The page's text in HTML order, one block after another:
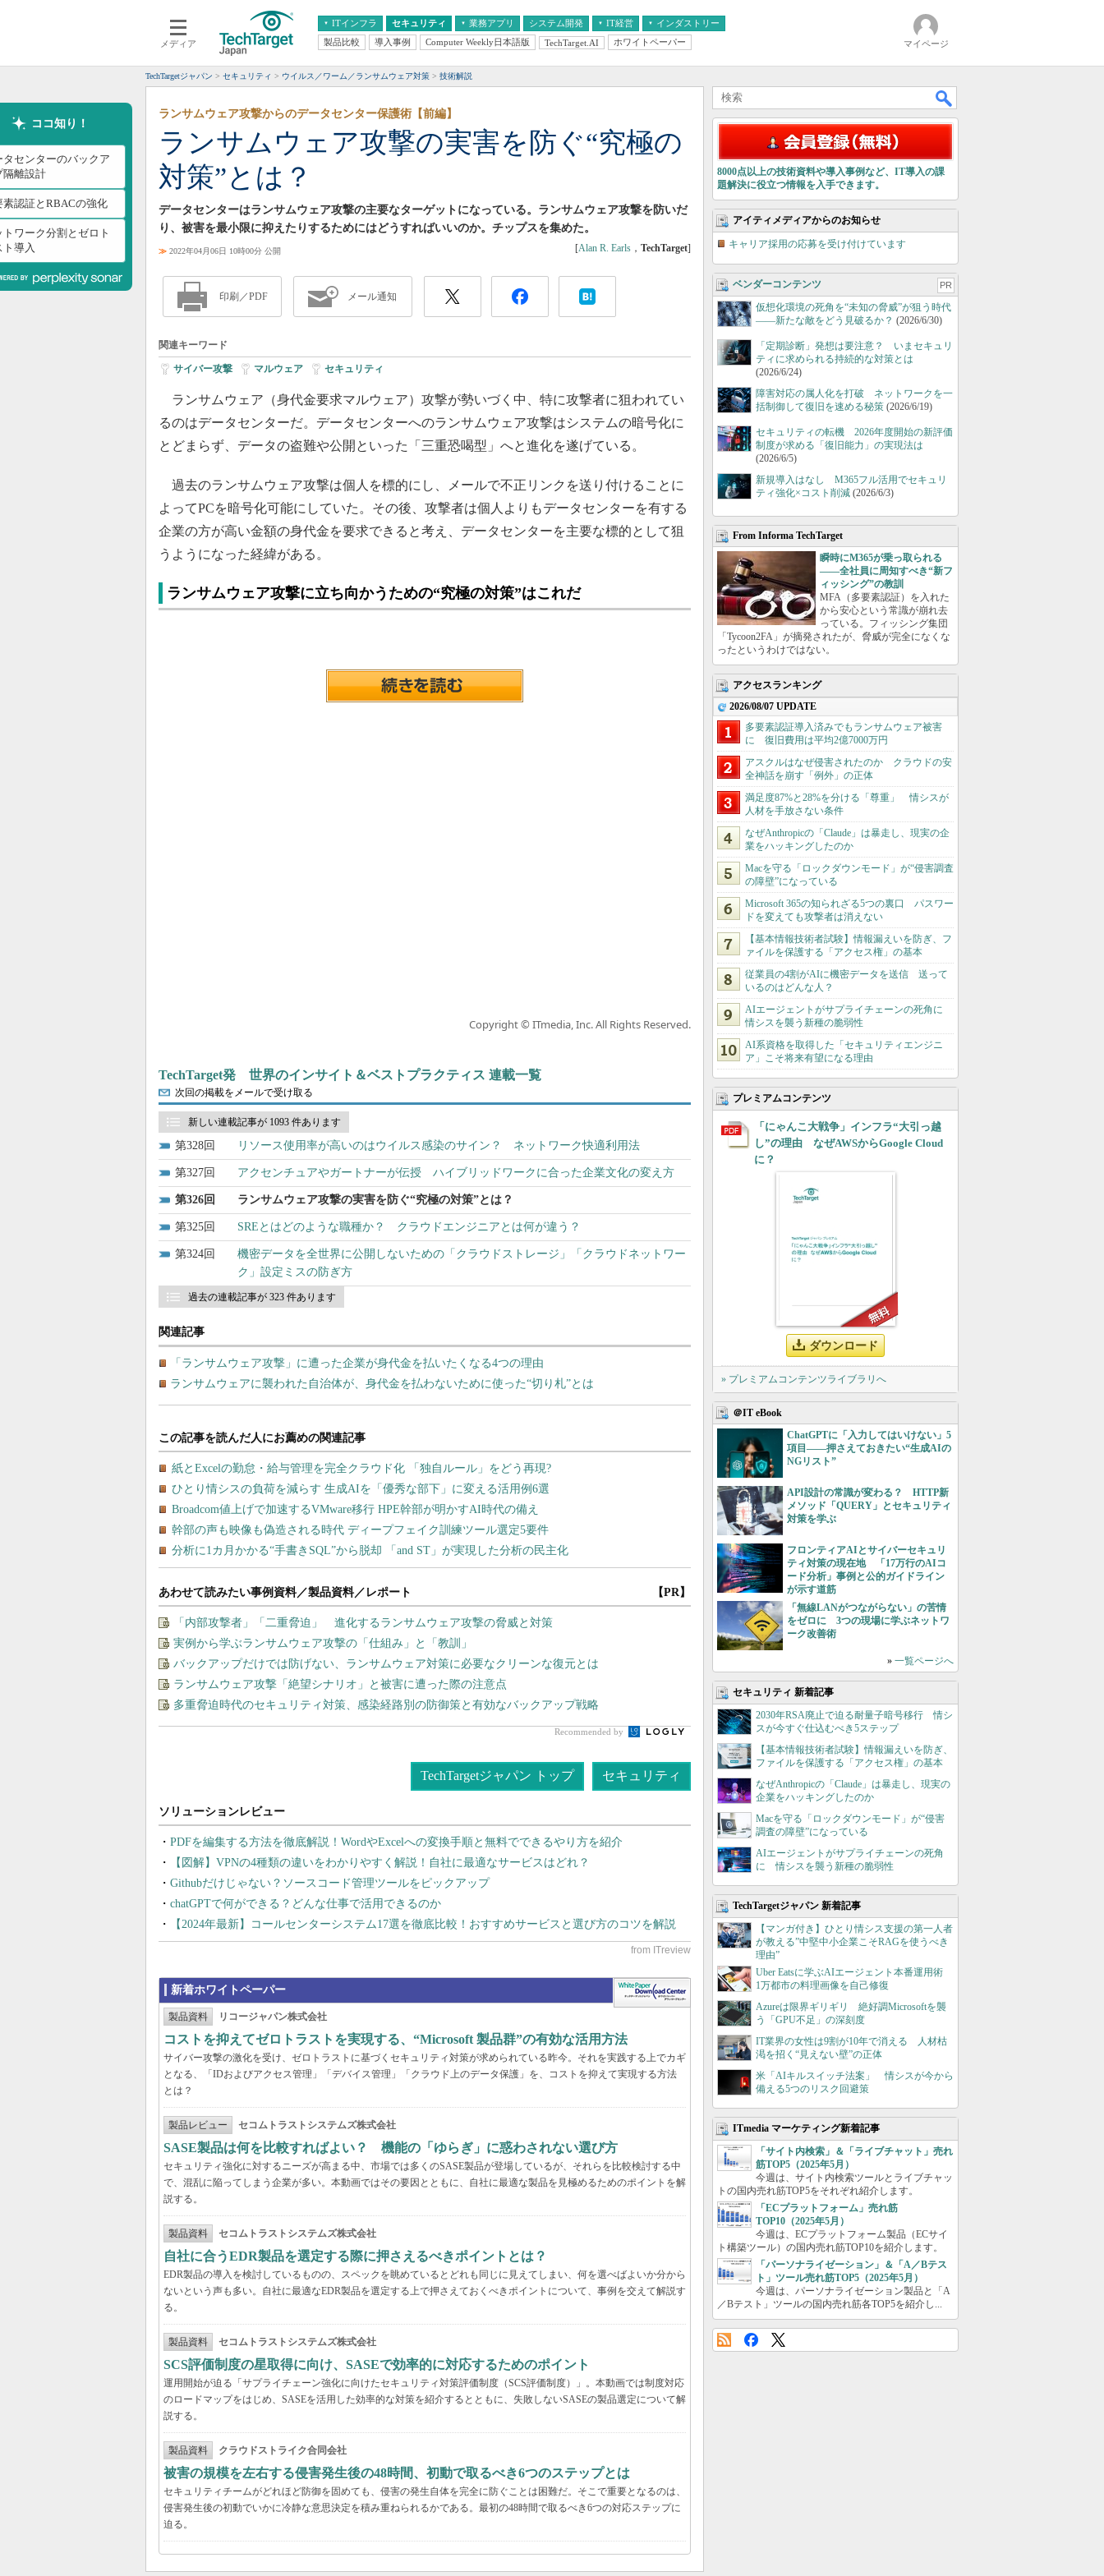
メディア
ITインフラ
クラウド
スマートモバイル
ネットワーク
システム運用管理
セキュリティ 業務アプリ
エンタープライズAI
ERP
CX
情報系システム
システム開発 IT経営
経営とIT
中堅・中小企業とIT
インダストリー
医療IT
製品比較 導入事例 Computer Weekly日本語版 TechTarget.AI ホワイトペーパー マイページ
TechTargetジャパン セキュリティ ウイルス／ワーム／ランサムウェア対策 技術解説
ココ知り！
タセンターのバックア
隔離設計
素認証とRBACの強化
トワーク分割とゼロト
ト導入
ランサムウェア攻撃の実害を防ぐ“究極の
対策”とは？
ランサムウェア攻撃からのデータセンター保護術【前編】
データセンターはランサムウェア攻撃の主要なターゲットになっている。ランサムウェア攻撃を防いだ
り、被害を最小限に抑えたりするためにはどうすればいいのか。チップスを集めた。
≫ 2022年04月06日 10時00分 公開 [Alan R. Earls ， TechTarget]
印刷／PDF メール通知
関連キーワード
サイバー攻撃 マルウェア セキュリティ
ランサムウェア（身代金要求マルウェア）攻撃が勢いづく中、特に攻撃者に狙われてい
るのはデータセンターだ。データセンターへのランサムウェア攻撃はシステムの暗号化に
とどまらず、データの盗難や公開といった「三重恐喝型」へと進化を遂げている。
過去のランサムウェア攻撃は個人を標的にし、メールで不正リンクを送り付けることに
よってPCを暗号化可能にしていた。その後、攻撃者は個人よりもデータセンターを有する
企業の方が高い金額の身代金を要求できると考え、データセンターを主要な標的として狙
うようになった経緯がある。
ランサムウェア攻撃に立ち向かうための“究極の対策”はこれだ
Copyright © ITmedia, Inc. All Rights Reserved.
TechTarget発 世界のインサイト＆ベストプラクティス 連載一覧
次回の掲載をメールで受け取る
新しい連載記事が 1093 件あります
328 リソース使用率が高いのはウイルス感染のサイン？ ネットワーク快適利用法
327 アクセンチュアやガートナーが伝授 ハイブリッドワークに合った企業文化の変え方
326 ランサムウェア攻撃の実害を防ぐ“究極の対策”とは？
325 SREとはどのような職種か？ クラウドエンジニアとは何が違う？
324
機密データを全世界に公開しないための「クラウドストレージ」「クラウドネットワー
ク」設定ミスの防ぎ方
過去の連載記事が 323 件あります
関連記事
「ランサムウェア攻撃」に遭った企業が身代金を払いたくなる4つの理由
ランサムウェアに襲われた自治体が、身代金を払わないために使った“切り札”とは
あわせて読みたい事例資料／製品資料／レポート 【PR】
「内部攻撃者」「二重脅迫」 進化するランサムウェア攻撃の脅威と対策
実例から学ぶランサムウェア攻撃の「仕組み」と「教訓」
バックアップだけでは防げない、ランサムウェア対策に必要なクリーンな復元とは
ランサムウェア攻撃「絶望シナリオ」と被害に遭った際の注意点
多重脅迫時代のセキュリティ対策、感染経路別の防御策と有効なバックアップ戦略
Recommended by
TechTargetジャパン トップ セキュリティ
PDFを編集する方法を徹底解説！WordやExcelへの変換手順と無料でできるやり方を紹介
【図解】VPNの4種類の違いをわかりやすく解説！自社に最適なサービスはどれ？
Githubだけじゃない？ソースコード管理ツールをピックアップ
chatGPTで何ができる？どんな仕事で活用できるのか
【2024年最新】コールセンターシステム17選を徹底比較！おすすめサービスと選び方のコツを解説
新着ホワイトペーパー
製品資料 リコージャパン株式会社
コストを抑えてゼロトラストを実現する、“Microsoft 製品群”の有効な活用方法
サイバー攻撃の激化を受け、ゼロトラストに基づくセキュリティ対策が求められている昨今。それを実践する上でカギ
となる、「IDおよびアクセス管理」「デバイス管理」「クラウド上のデータ保護」を、コストを抑えて実現する方法
とは？
製品レビュー セコムトラストシステムズ株式会社
SASE製品は何を比較すればよい？ 機能の「ゆらぎ」に惑わされない選び方
セキュリティ強化に対するニーズが高まる中、市場では多くのSASE製品が登場しているが、それらを比較検討する中
で、混乱に陥ってしまう企業が多い。本動画ではその要因とともに、自社に最適な製品を見極めるためのポイントを解
説する。
製品資料 セコムトラストシステムズ株式会社
自社に合うEDR製品を選定する際に押さえるべきポイントとは？
EDR製品の導入を検討しているものの、スペックを眺めているとどれも同じに見えてしまい、何を選べばよいか分から
ないという声も多い。自社に最適なEDR製品を選定する上で押さえておくべきポイントについて、事例を交えて解説す
る。
製品資料 セコムトラストシステムズ株式会社
SCS評価制度の星取得に向け、SASEで効率的に対応するためのポイント
運用開始が迫る「サプライチェーン強化に向けたセキュリティ対策評価制度（SCS評価制度）」。本動画では制度対応
のロードマップをはじめ、SASEを活用した効率的な対策を紹介するとともに、失敗しないSASEの製品選定について解
説する。
製品資料 クラウドストライク合同会社
被害の規模を左右する侵害発生後の48時間、初動で取るべき6つのステップとは
セキュリティチームがどれほど防御を固めても、侵害の発生自体を完全に防ぐことは困難だ。そこで重要となるのは、
侵害発生後の初動でいかに冷静な意思決定を積み重ねられるかである。最初の48時間で取るべき6つの対応ステップに
迫る。
8000点以上の技術資料や導入事例など、IT導入の課
題解決に役立つ情報を入手できます。
アイティメディアからのお知らせ
キャリア採用の応募を受け付けています
ベンダーコンテンツ PR
仮想化環境の死角を“未知の脅威”が狙う時代
――新たな敵をどう見破るか？ (2026/6/30)
「定期診断」発想は要注意？ いまセキュリ
ティに求められる持続的な対策とは
(2026/6/24)
障害対応の属人化を打破 ネットワークを一
括制御して復旧を速める秘策 (2026/6/19)
セキュリティの転機 2026年度開始の新評価
制度が求める「復旧能力」の実現法は
(2026/6/5)
新規導入はなし M365フル活用でセキュリ
ティ強化×コスト削減 (2026/6/3)
From Informa TechTarget
瞬時にM365が乗っ取られる
――全社員に周知すべき“新フ
ィッシング”の教訓
MFA（多要素認証）を入れた
から安心という常識が崩れ去
っている。フィッシング集団
「Tycoon2FA」が摘発されたが、脅威が完全になくな
ったというわけではない。
アクセスランキング
2026/08/07 UPDATE
多要素認証導入済みでもランサムウェア被害
に 復旧費用は平均2億7000万円
アスクルはなぜ侵害されたのか クラウドの安
全神話を崩す「例外」の正体
満足度87%と28%を分ける「尊重」 情シスが
人材を手放さない条件
なぜAnthropicの「Claude」は暴走し、現実の企
業をハッキングしたのか
Macを守る「ロックダウンモード」が“侵害調査
の障壁”になっている
Microsoft 365の知られざる5つの裏口 パスワー
ドを変えても攻撃者は消えない
【基本情報技術者試験】情報漏えいを防ぎ、フ
ァイルを保護する「アクセス権」の基本
従業員の4割がAIに機密データを送信 送って
いるのはどんな人？
AIエージェントがサプライチェーンの死角に
情シスを襲う新種の脆弱性
AI系資格を取得した「セキュリティエンジニ
ア」こそ将来有望になる理由
プレミアムコンテンツ
「にゃんこ大戦争」インフラ“大引っ越
し”の理由 なぜAWSからGoogle Cloud
に？
ダウンロード
» プレミアムコンテンツライブラリへ
＠IT eBook
ChatGPTに「入力してはいけない」5
項目――押さえておきたい“生成AIの
NGリスト”
API設計の常識が変わる？ HTTP新
メソッド「QUERY」とセキュリティ
対策を学ぶ
フロンティアAIとサイバーセキュリ
ティ対策の現在地 「17万行のAIコ
ード分析」事例と公的ガイドライン
が示す道筋
「無線LANがつながらない」の苦情
をゼロに 3つの現場に学ぶネットワ
ーク改善術
» 一覧ページへ
セキュリティ 新着記事
2030年RSA廃止で迫る耐量子暗号移行 情シ
スが今すぐ仕込むべき5ステップ
【基本情報技術者試験】情報漏えいを防ぎ、
ファイルを保護する「アクセス権」の基本
なぜAnthropicの「Claude」は暴走し、現実の
企業をハッキングしたのか
Macを守る「ロックダウンモード」が“侵害
調査の障壁”になっている
AIエージェントがサプライチェーンの死角
に 情シスを襲う新種の脆弱性
TechTargetジャパン 新着記事
【マンガ付き】ひとり情シス支援の第一人者
が教える”中堅中小企業こそRAGを使うべき
理由”
Uber Eatsに学ぶAIエージェント本番運用術
1万都市の料理画像を自己修復
Azureは限界ギリギリ 絶好調Microsoftを襲
う「GPU不足」の深刻度
IT業界の女性は9割が10年で消える 人材枯
渇を招く“見えない壁”の正体
米「AIキルスイッチ法案」 情シスが今から
備える5つのリスク回避策
ITmedia マーケティング新着記事
「サイト内検索」＆「ライブチャット」売れ
筋TOP5（2025年5月）
今週は、サイト内検索ツールとライブチャッ
トの国内売れ筋TOP5をそれぞれ紹介します。
「ECプラットフォーム」売れ筋
TOP10（2025年5月）
今週は、ECプラットフォーム製品（ECサイ
ト構築ツール）の国内売れ筋TOP10を紹介します。
「パーソナライゼーション」＆「A／Bテス
ト」ツール売れ筋TOP5（2025年5月）
今週は、パーソナライゼーション製品と「A
／Bテスト」ツールの国内売れ筋各TOP5を紹介し...